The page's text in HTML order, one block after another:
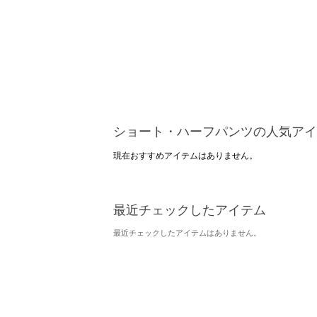
ショート・ハーフパンツの人気ア
現在おすすめアイテムはありません。
最近チェックしたアイテム
最近チェックしたアイテムはありません。